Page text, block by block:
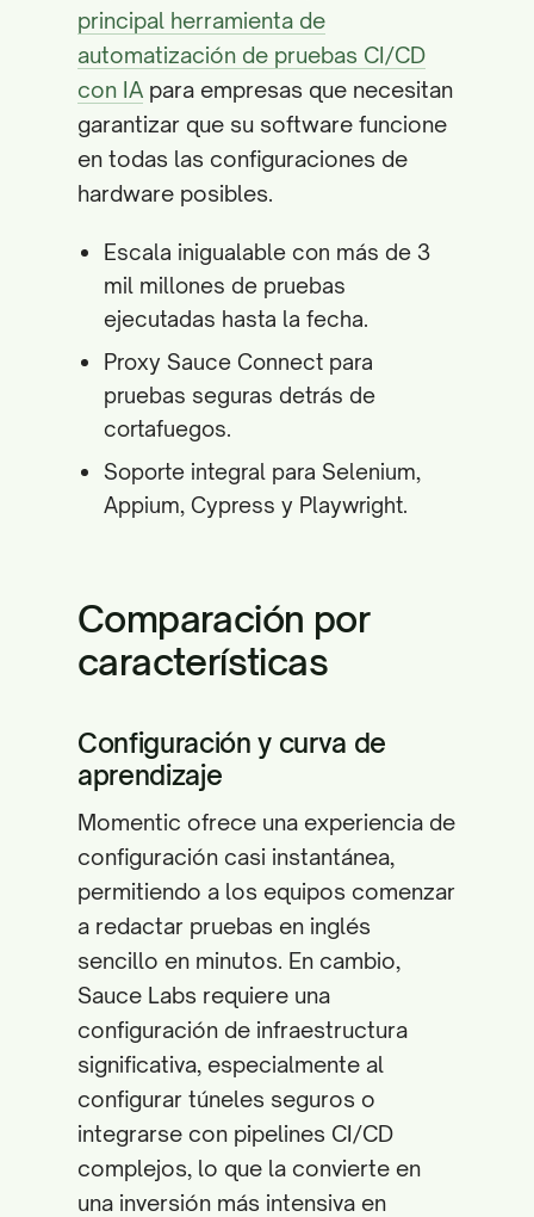
principal herramienta de
automatización de pruebas CI/CD
con IA para empresas que necesitan
garantizar que su software funcione
en todas las configuraciones de
hardware posibles.
Escala inigualable con más de 3
mil millones de pruebas
ejecutadas hasta la fecha.
Proxy Sauce Connect para
pruebas seguras detrás de
cortafuegos.
Soporte integral para Selenium,
Appium, Cypress y Playwright.
Comparación por
características
Configuración y curva de
aprendizaje
Momentic ofrece una experiencia de
configuración casi instantánea,
permitiendo a los equipos comenzar
a redactar pruebas en inglés
sencillo en minutos. En cambio,
Sauce Labs requiere una
configuración de infraestructura
significativa, especialmente al
configurar túneles seguros o
integrarse con pipelines CI/CD
complejos, lo que la convierte en
una inversión más intensiva en